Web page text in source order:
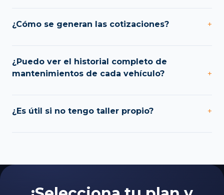
¿Cómo se generan las cotizaciones? +
¿Puedo ver el historial completo de
mantenimientos de cada vehículo?
+
¿Es útil si no tengo taller propio? +